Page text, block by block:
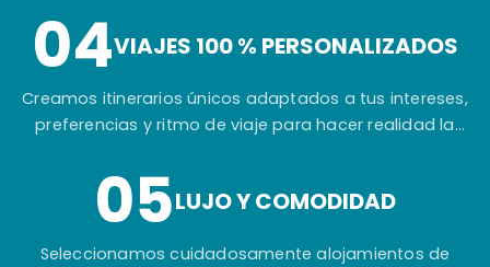
04VIAJES 100 % PERSONALIZADOS
Creamos itinerarios únicos adaptados a tus intereses,
preferencias y ritmo de viaje para hacer realidad la
05LUJO Y COMODIDAD
Seleccionamos cuidadosamente alojamientos de